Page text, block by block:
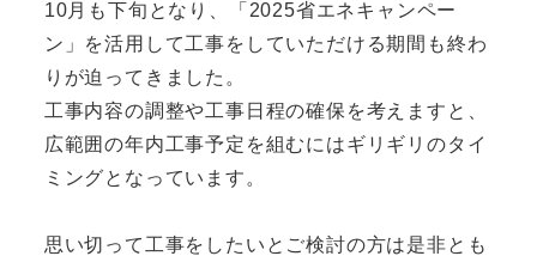
10月も下旬となり、「2025省エネキャンペー
ン」を活用して工事をしていただける期間も終わ
りが迫ってきました。
工事内容の調整や工事日程の確保を考えますと、
広範囲の年内工事予定を組むにはギリギリのタイ
ミングとなっています。
思い切って工事をしたいとご検討の方は是非とも